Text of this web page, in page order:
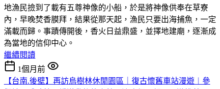
地漁民撿到了載有五尊神像的小船，於是將神像供奉在草寮
內，早晚焚香膜拜，結果從那天起，漁民只要出海捕魚，一定
滿載而歸。事蹟傳開後，香火日益鼎盛，並擇地建廟，逐漸成
為當地的信仰中心。
繼續閱讀
1個月前
【台南.後壁】再訪烏樹林休閒園區｜復古懷舊車站漫遊︱參